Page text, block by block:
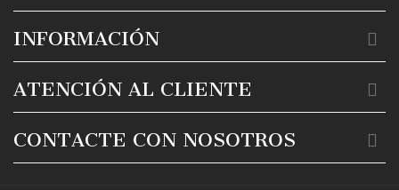
INFORMACIÓN
ATENCIÓN AL CLIENTE
CONTACTE CON NOSOTROS